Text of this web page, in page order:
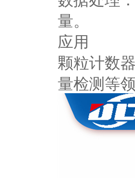
量。
应用
颗粒计数
量检测等